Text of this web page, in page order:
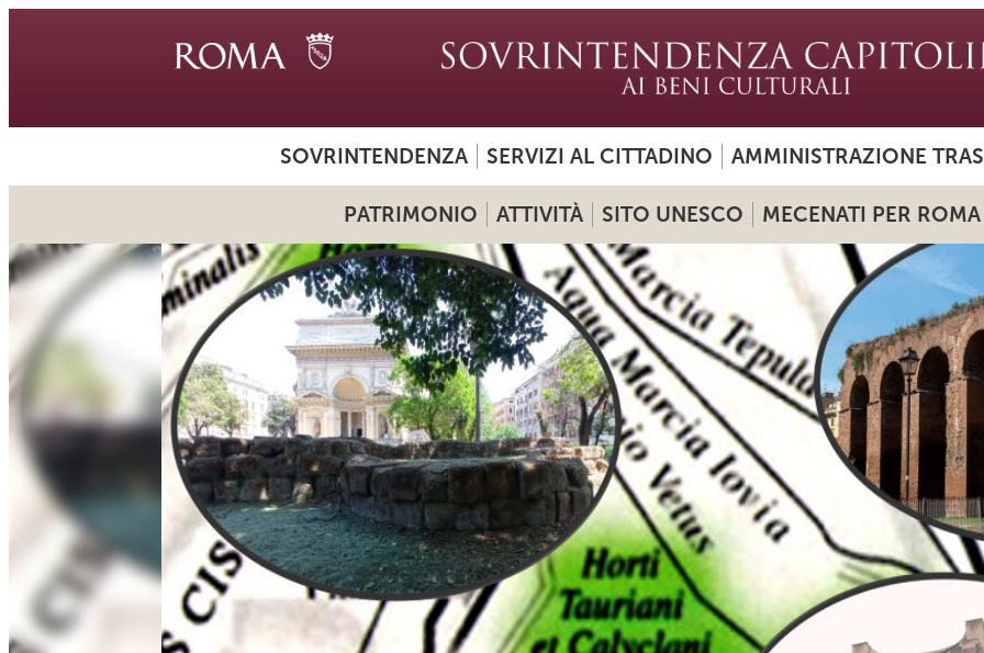
SOVRINTENDENZA SERVIZI AL CITTADINO AMMINISTRAZIONE
PATRIMONIO ATTIVITÀ SITO UNESCO MECENATI PER ROMA